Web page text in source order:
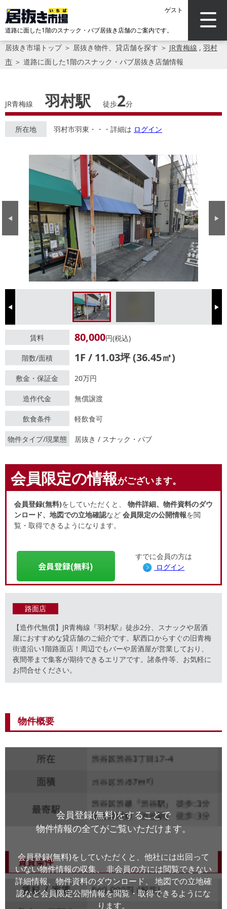
ゲスト
道路に面した1階のスナック・パブ居抜き店舗のご案内です。
居抜き市場トップ＞ 居抜き物件、貸店舗を探す ＞ JR青梅線 , 羽村
市 ＞ 道路に面した1階のスナック・パブ居抜き店舗情報
JR青梅線 羽村駅 徒歩2分
所在地 羽村市羽東・・・詳細は ログイン
Previous Next
Previous Next
賃料 80,000円(税込)
階数/面積 1F / 11.03坪 (36.45㎡)
敷金・保証金 20万円
造作代金 無償譲渡
飲食条件 軽飲食可
物件タイプ/現業態 居抜き / スナック・パブ
会員限定の情報がございます。
会員登録(無料)をしていただくと、 物件詳細、物件資料のダウ
ンロード、地図での立地確認など 会員限定の公開情報を閲
覧・取得できるようになります。
会員登録(無料)
すでに会員の方は
ログイン
路面店
【造作代無償】JR青梅線『羽村駅』徒歩2分、スナックや居酒
屋におすすめな貸店舗のご紹介です。駅西口からすぐの旧青梅
街道沿い1階路面店！周辺でもバーや居酒屋が営業しており、
夜間帯まで集客が期待できるエリアです。諸条件等、お気軽に
お問合せください。
物件概要
会員登録(無料)をすることで
物件情報の全てがご覧いただけます。
会員登録(無料)をしていただくと、他社には出回って
いない物件情報の収集、
非会員の方には閲覧できない
詳細情報、物件資料のダウンロード、
地図での立地確
認など会員限定公開情報を閲覧・取得できるようにな
ります。